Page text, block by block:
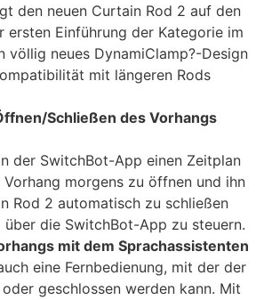
den neuen Curtain Rod 2 auf den
ersten Einführung der Kategorie im
völlig neues DynamiClamp?-Design
mit längeren Rods
Schließen des Vorhangs
der SwitchBot-App einen Zeitplan
morgens zu öffnen und ihn
Rod 2 automatisch zu schließen
über die SwitchBot-App zu steuern.
mit dem Sprachassistenten
eine Fernbedienung, mit der der
geschlossen werden kann. Mit